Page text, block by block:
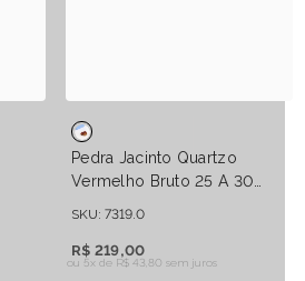
Pedra Jacinto Quartzo
Vermelho Bruto 25 A 30
Gramas
SKU: 7319.0
R$ 219,00
ou 5x de R$ 43,80 sem juros